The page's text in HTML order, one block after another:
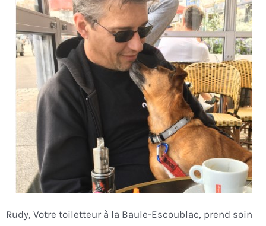
Rudy, Votre toiletteur à la Baule-Escoublac, prend soin